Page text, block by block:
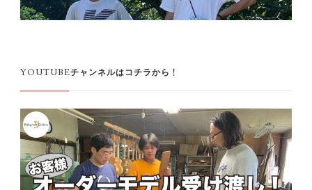
YOUTUBEチャンネルはコチラから！